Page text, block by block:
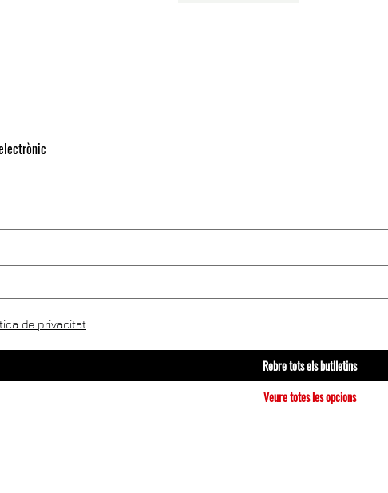
de privacitat
Rebre tots els butlletins
Veure totes les opcions